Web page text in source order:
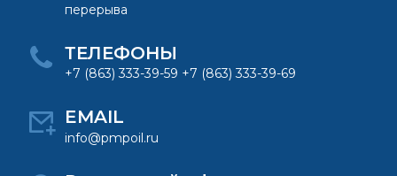
перерыва
ТЕЛЕФОНЫ
+7 (863) 333-39-59 +7 (863) 333-39-69
EMAIL
info@pmpoil.ru